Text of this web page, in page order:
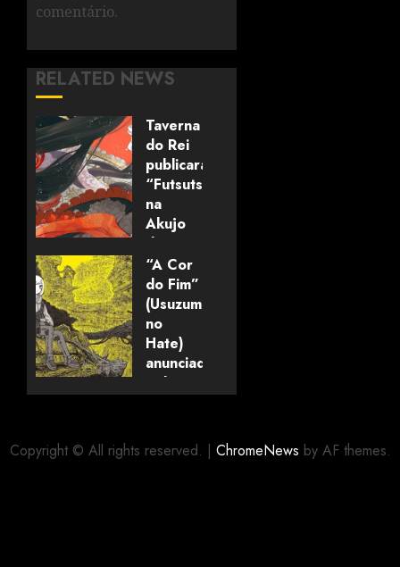
comentário.
RELATED NEWS
Taverna
do Rei
publicará
“Futsutsuka
na
Akujo
dewa
Gozaimasu
ga”
(mangá)
05/08/2026
0
“A Cor
do Fim”
(Usuzumi
no
Hate)
anunciado
pela
Copyright © All rights reserved. | ChromeNews by AF themes.